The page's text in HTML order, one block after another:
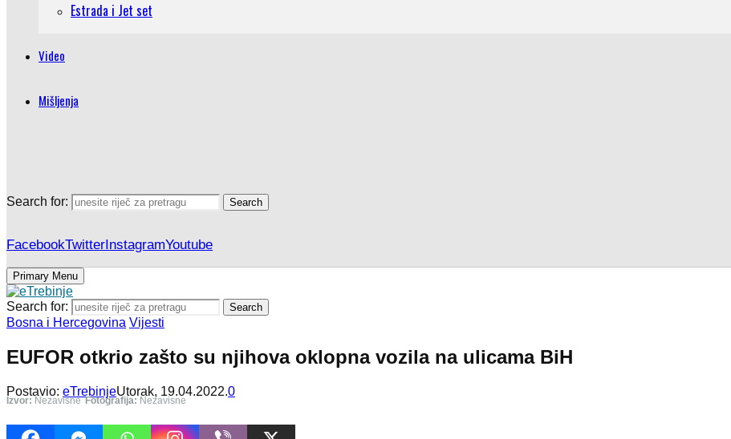
Estrada i Jet set
Video
Mišljenja
Search for: Search
FacebookTwitterInstagramYoutube
Primary Menu
Search for: Search
Bosna i Hercegovina Vijesti
EUFOR otkrio zašto su njihova oklopna vozila na ulicama BiH
Postavio: eTrebinjeUtorak, 19.04.2022.0
Izvor: Nezavisne Fotografija: Nezavisne